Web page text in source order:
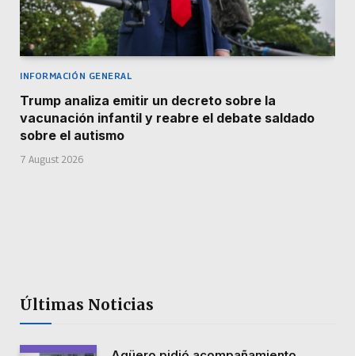
INFORMACIÓN GENERAL
Trump analiza emitir un decreto sobre la
vacunación infantil y reabre el debate saldado
sobre el autismo
7 August 2026
Últimas Noticias